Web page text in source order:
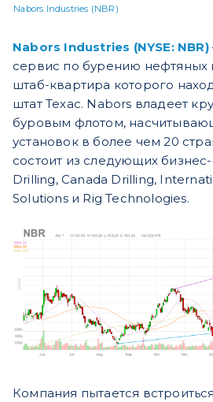
Nabors Industries (NBR)
Nabors Industries (NYSE: NBR)
сервис по бурению нефтяных
штаб-квартира которого
штат Техас. Nabors владеет
буровым флотом,
установок в более чем 20
состоит из следующих бизнес-
Drilling, Canada Drilling,
Solutions и Rig Technologies.
Компания пытается